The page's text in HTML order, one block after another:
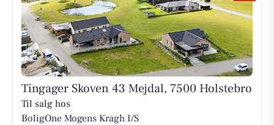
Tingager Skoven 43 Mejdal, 7500 Holstebro
Til salg hos
BoligOne Mogens Kragh I/S